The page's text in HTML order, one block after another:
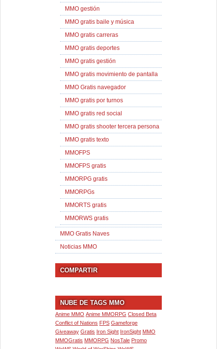
MMO gestión
MMO gratis baile y música
MMO gratis carreras
MMO gratis deportes
MMO gratis gestión
MMO gratis movimiento de pantalla
MMO Gratis navegador
MMO gratis por turnos
MMO gratis red social
MMO gratis shooter tercera persona
MMO gratis texto
MMOFPS
MMOFPS gratis
MMORPG gratis
MMORPGs
MMORTS gratis
MMORWS gratis
MMO Gratis Naves
Noticias MMO
COMPARTIR
NUBE DE TAGS MMO
Anime MMO Anime MMORPG Closed Beta
Conflict of Nations FPS Gameforge
Giveaway Gratis Iron Sight IronSight MMO
MMOGratis MMORPG NosTale Promo